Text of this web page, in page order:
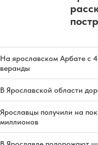
На ярославском Арбате с
веранды
В Ярославской области
Ярославцы получили на
миллионов